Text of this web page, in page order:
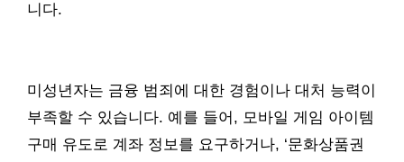
니다.
미성년자는 금융 범죄에 대한 경험이나 대처 능력이
부족할 수 있습니다. 예를 들어, 모바일 게임 아이템
구매 유도로 계좌 정보를 요구하거나, ‘문화상품권